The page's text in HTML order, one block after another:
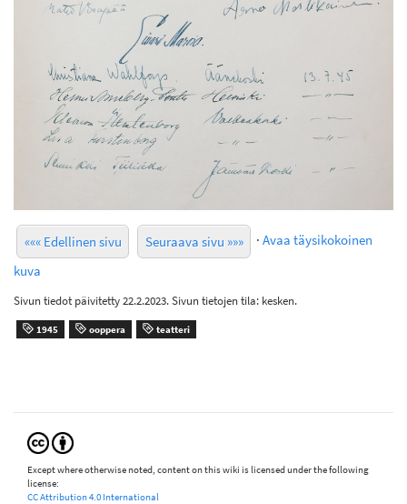
««« Edellinen sivu Seuraava sivu »»» · Avaa täysikokoinen
kuva
Sivun tiedot päivitetty 22.2.2023. Sivun tietojen tila: kesken.
1945 ooppera teatteri
Except where otherwise noted, content on this wiki is licensed under the following
license:
CC Attribution 4.0 International